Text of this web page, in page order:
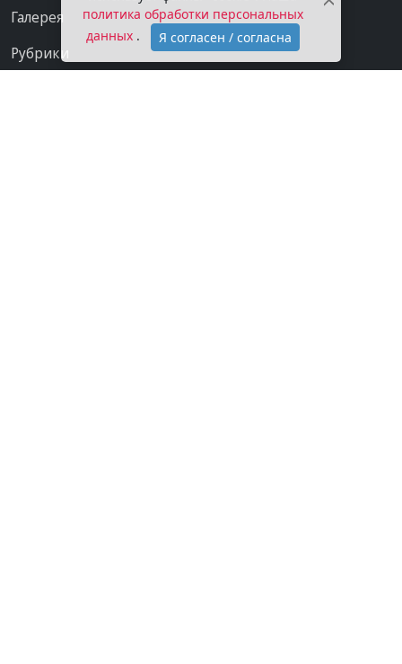
Галерея
Рубрики
политика обработки персональных
данных . Я согласен / согласна